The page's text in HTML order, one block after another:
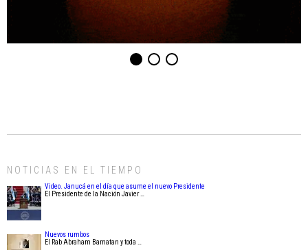
NOTICIAS EN EL TIEMPO
Video. Janucá en el día que asume el nuevo Presidente
El Presidente de la Nación Javier …
Nuevos rumbos
El Rab Abraham Barnatan y toda …